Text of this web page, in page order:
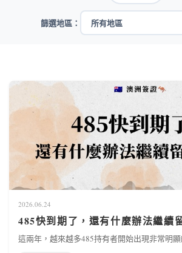
篩選地區：
2026.06.24
485快到期了，還有什麼辦法繼續
這兩年，越來越多485持有者開始出現非常明